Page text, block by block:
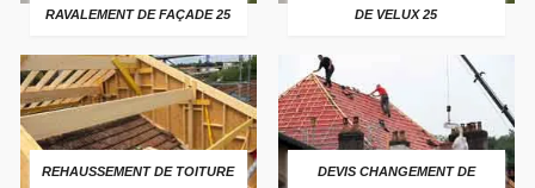
RAVALEMENT DE FAÇADE 25
DE VELUX 25
REHAUSSEMENT DE TOITURE
DEVIS CHANGEMENT DE